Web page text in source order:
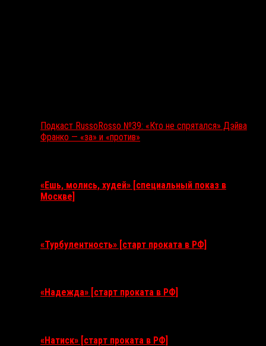
Подкаст RussoRosso №39: «Кто не спрятался» Дэйва
Франко — «за» и «против»
«Ешь, молись, худей» [специальный показ в
Москве]
«Турбулентность» [старт проката в РФ]
«Надежда» [старт проката в РФ]
«Натиск» [старт проката в РФ]